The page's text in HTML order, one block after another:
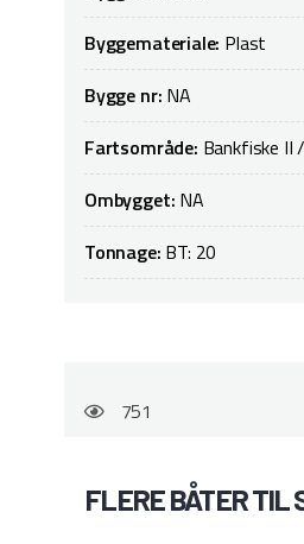
Byggemateriale: Plast
Bygge nr: NA
Fartsområde: Bankfiske
Ombygget: NA
Tonnage: BT: 20
751
FLERE BÅTER TIL